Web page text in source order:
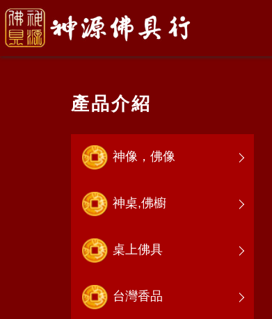
產品介紹
神像，佛像
神桌,佛櫥
桌上佛具
台灣香品